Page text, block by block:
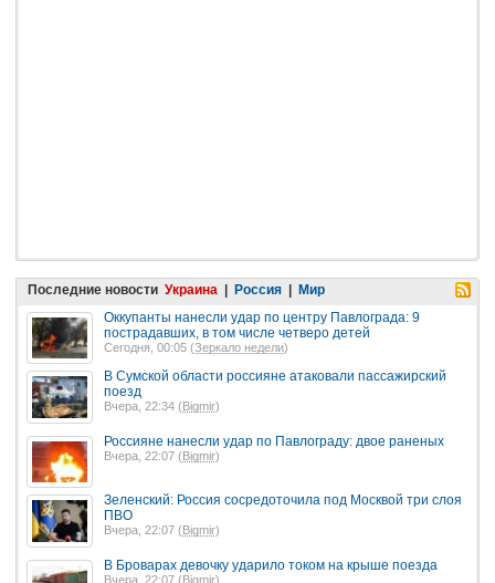
Последние новости Украина | Россия | Мир
Оккупанты нанесли удар по центру Павлограда: 9
пострадавших, в том числе четверо детей
Сегодня, 00:05 (Зеркало недели)
В Сумской области россияне атаковали пассажирский
поезд
Вчера, 22:34 ( Bigmir)
Россияне нанесли удар по Павлограду: двое раненых
Вчера, 22:07 (Bigmir)
Зеленский: Россия сосредоточила под Москвой три слоя
ПВО
Вчера, 22:07 ( Bigmir)
В Броварах девочку ударило током на крыше поезда
Вчера, 22:07 (Bigmir)